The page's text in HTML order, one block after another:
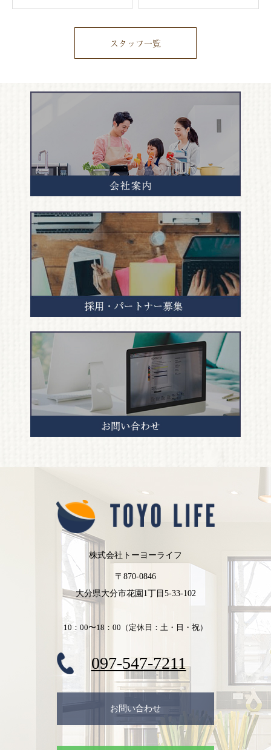
スタッフ一覧
株式会社トーヨーライフ
〒870-0846
大分県大分市花園1丁目5-33-102
10：00〜18：00（定休日：土・日・祝）
097-547-7211
お問い合わせ